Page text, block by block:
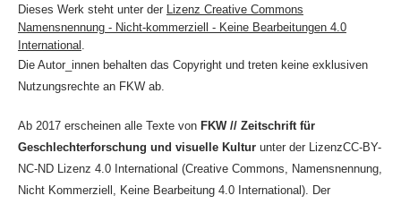
Dieses Werk steht unter der Lizenz Creative Commons
Namensnennung - Nicht-kommerziell - Keine Bearbeitungen 4.0
International .
Die Autor_innen behalten das Copyright und treten keine exklusiven
Nutzungsrechte an FKW ab.
Ab 2017 erscheinen alle Texte von FKW // Zeitschrift für
Geschlechterforschung und visuelle Kulturunter der LizenzCC-BY-
NC-ND Lizenz 4.0 International (Creative Commons, Namensnennung,
Nicht Kommerziell, Keine Bearbeitung 4.0 International). Der